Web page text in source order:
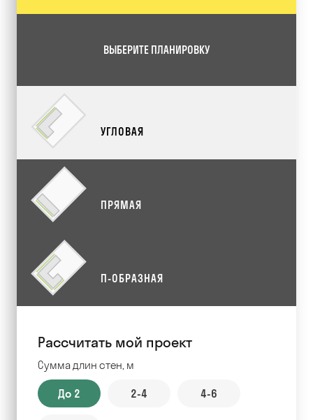
ВЫБЕРИТЕ ПЛАНИРОВКУ
УГЛОВАЯ
ПРЯМАЯ
П-ОБРАЗНАЯ
Рассчитать мой проект
Сумма длин стен, м
До 2 2-4 4-6